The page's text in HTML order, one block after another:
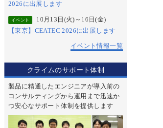
2026に出展します
イベント
10月13日(火)～16日(金)
【東京】CEATEC 2026に出展します
イベント情報一覧
クライムのサポート体制
製品に精通したエンジニアが導入前の
コンサルティングから運用まで迅速か
つ安心なサポート体制を提供します